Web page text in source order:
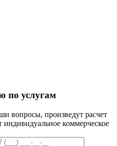
по услугам
вопросы, произведут расчет
индивидуальное коммерческое